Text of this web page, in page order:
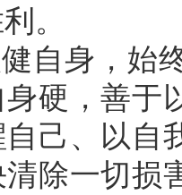
。
自身，始
硬，善于
己、以自
除一切损